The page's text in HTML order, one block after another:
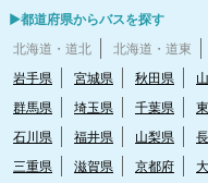
▶都道府県からバスを探す
北海道・道北
北海道・道東
岩手県
宮城県 秋田県
群馬県
埼玉県 千葉県
石川県
福井県 山梨県
三重県
滋賀県 京都府